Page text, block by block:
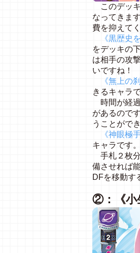
このデッキ
なってきま
費を抑えて
《黒歴史
をデッキの
は相手の攻
いですね！
《無上の
きるキャラで
時間が経過
があるので
うことがで
《神眼極
キャラです。
手札２枚分
備させれば
DFを移動す
②：《小